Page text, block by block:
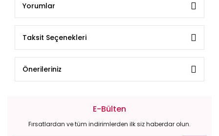
Yorumlar
Taksit Seçenekleri
Önerileriniz
E-Bülten
Fırsatlardan ve tüm indirimlerden ilk siz haberdar olun.